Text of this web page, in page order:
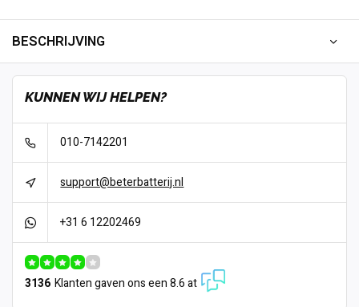
BESCHRIJVING
KUNNEN WIJ HELPEN?
010-7142201
support@beterbatterij.nl
+31 6 12202469
3136 Klanten gaven ons een 8.6 at